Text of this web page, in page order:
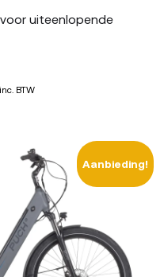
uiteenlopende
Huidige
€ 1.900,00.
inc. BTW
Aanbieding!